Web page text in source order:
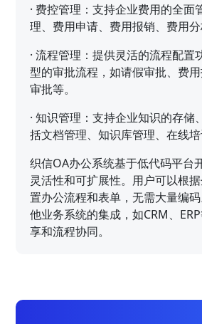
· 费控管理：支持企业费用的全面
理、费用申请、费用报销、费用分
·流程管理：提供灵活的流程配置
型的审批流程，如请假审批、费
审批等。
·知识管理：支持企业知识的存储
括文档管理、知识库管理、在线培
织信OA办公系统基于低代码平台
灵活性和可扩展性。用户可以根
置办公流程和表单，无需大量编
他业务系统的集成，如CRM、
享和流程协同。